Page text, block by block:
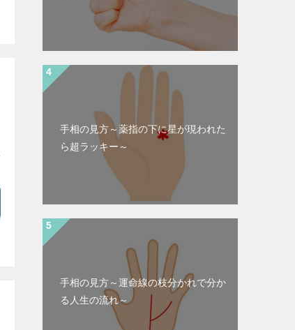
手相の見方～薬指の下に星が現われた
ら超ラッキー～
手相の見方～運命線の枝分かれで分か
る人生の流れ～